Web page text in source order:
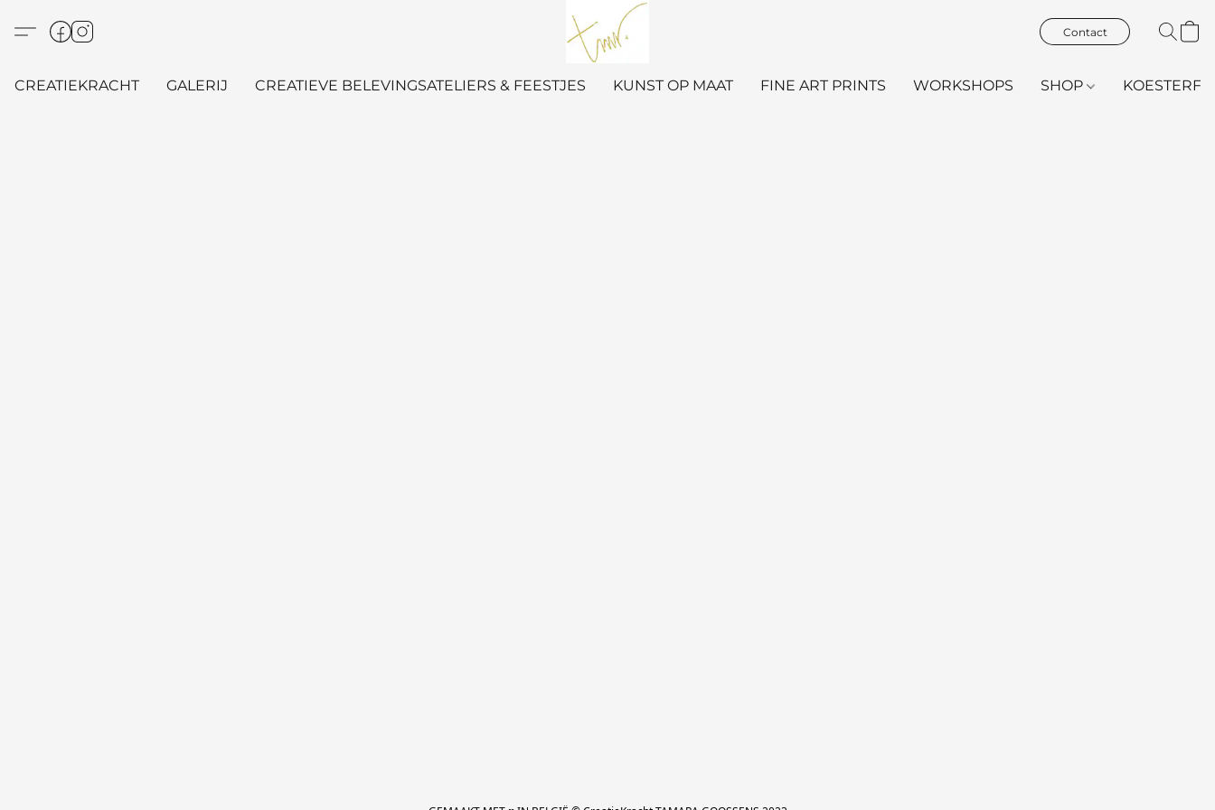
Contact
CREATIEKRACHT GALERIJ CREATIEVE BELEVINGSATELIERS & FEESTJES KUNST OP MAAT FINE ART PRINTS WORKSHOPS SHOP